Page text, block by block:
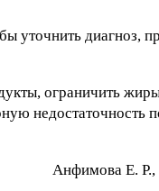
уточнить диагноз,
ограничить
недостаточность
Aнфимoвa Е. Р.,